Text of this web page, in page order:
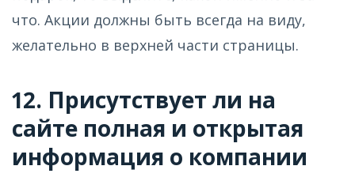
что. Акции должны быть всегда на виду,
желательно в верхней части страницы.
12. Присутствует ли на
сайте полная и открытая
информация о компании